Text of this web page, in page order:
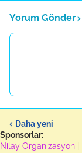
Yorum Gönder
Daha yeni
Sponsorlar:
Nilay Organizasyon